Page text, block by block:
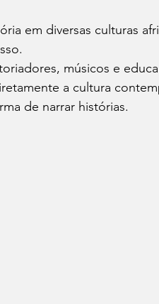
em diversas culturas
músicos e
a cultura
de narrar histórias.